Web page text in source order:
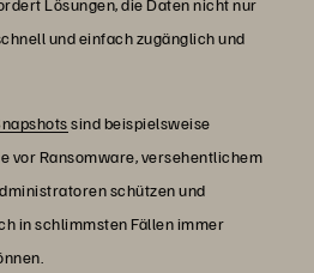
Lösungen, die Daten nicht nur
und einfach zugänglich und
sind beispielsweise
vor Ransomware, versehentlichem
schützen und
in schlimmsten Fällen immer